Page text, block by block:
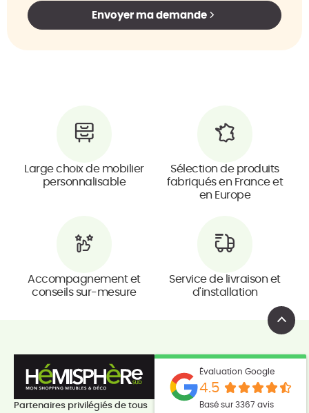
Envoyer ma demande
Large choix de mobilier
personnalisable
Sélection de produits
fabriqués en France et
en Europe
Accompagnement et
conseils sur-mesure
Service de livraison et
d'installation
Partenaires privilégiés de tous
Évaluation Google
4.5
Basé sur 3367 avis